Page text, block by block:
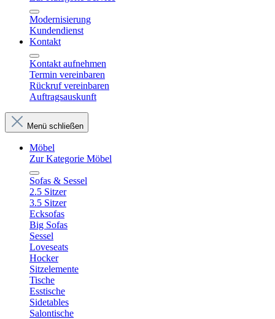
Modernisierung
Kundendienst
Kontakt
Kontakt aufnehmen
Termin vereinbaren
Rückruf vereinbaren
Auftragsauskunft
Menü schließen
Möbel
Zur Kategorie Möbel
Sofas & Sessel
2.5 Sitzer
3.5 Sitzer
Ecksofas
Big Sofas
Sessel
Loveseats
Hocker
Sitzelemente
Tische
Esstische
Sidetables
Salontische